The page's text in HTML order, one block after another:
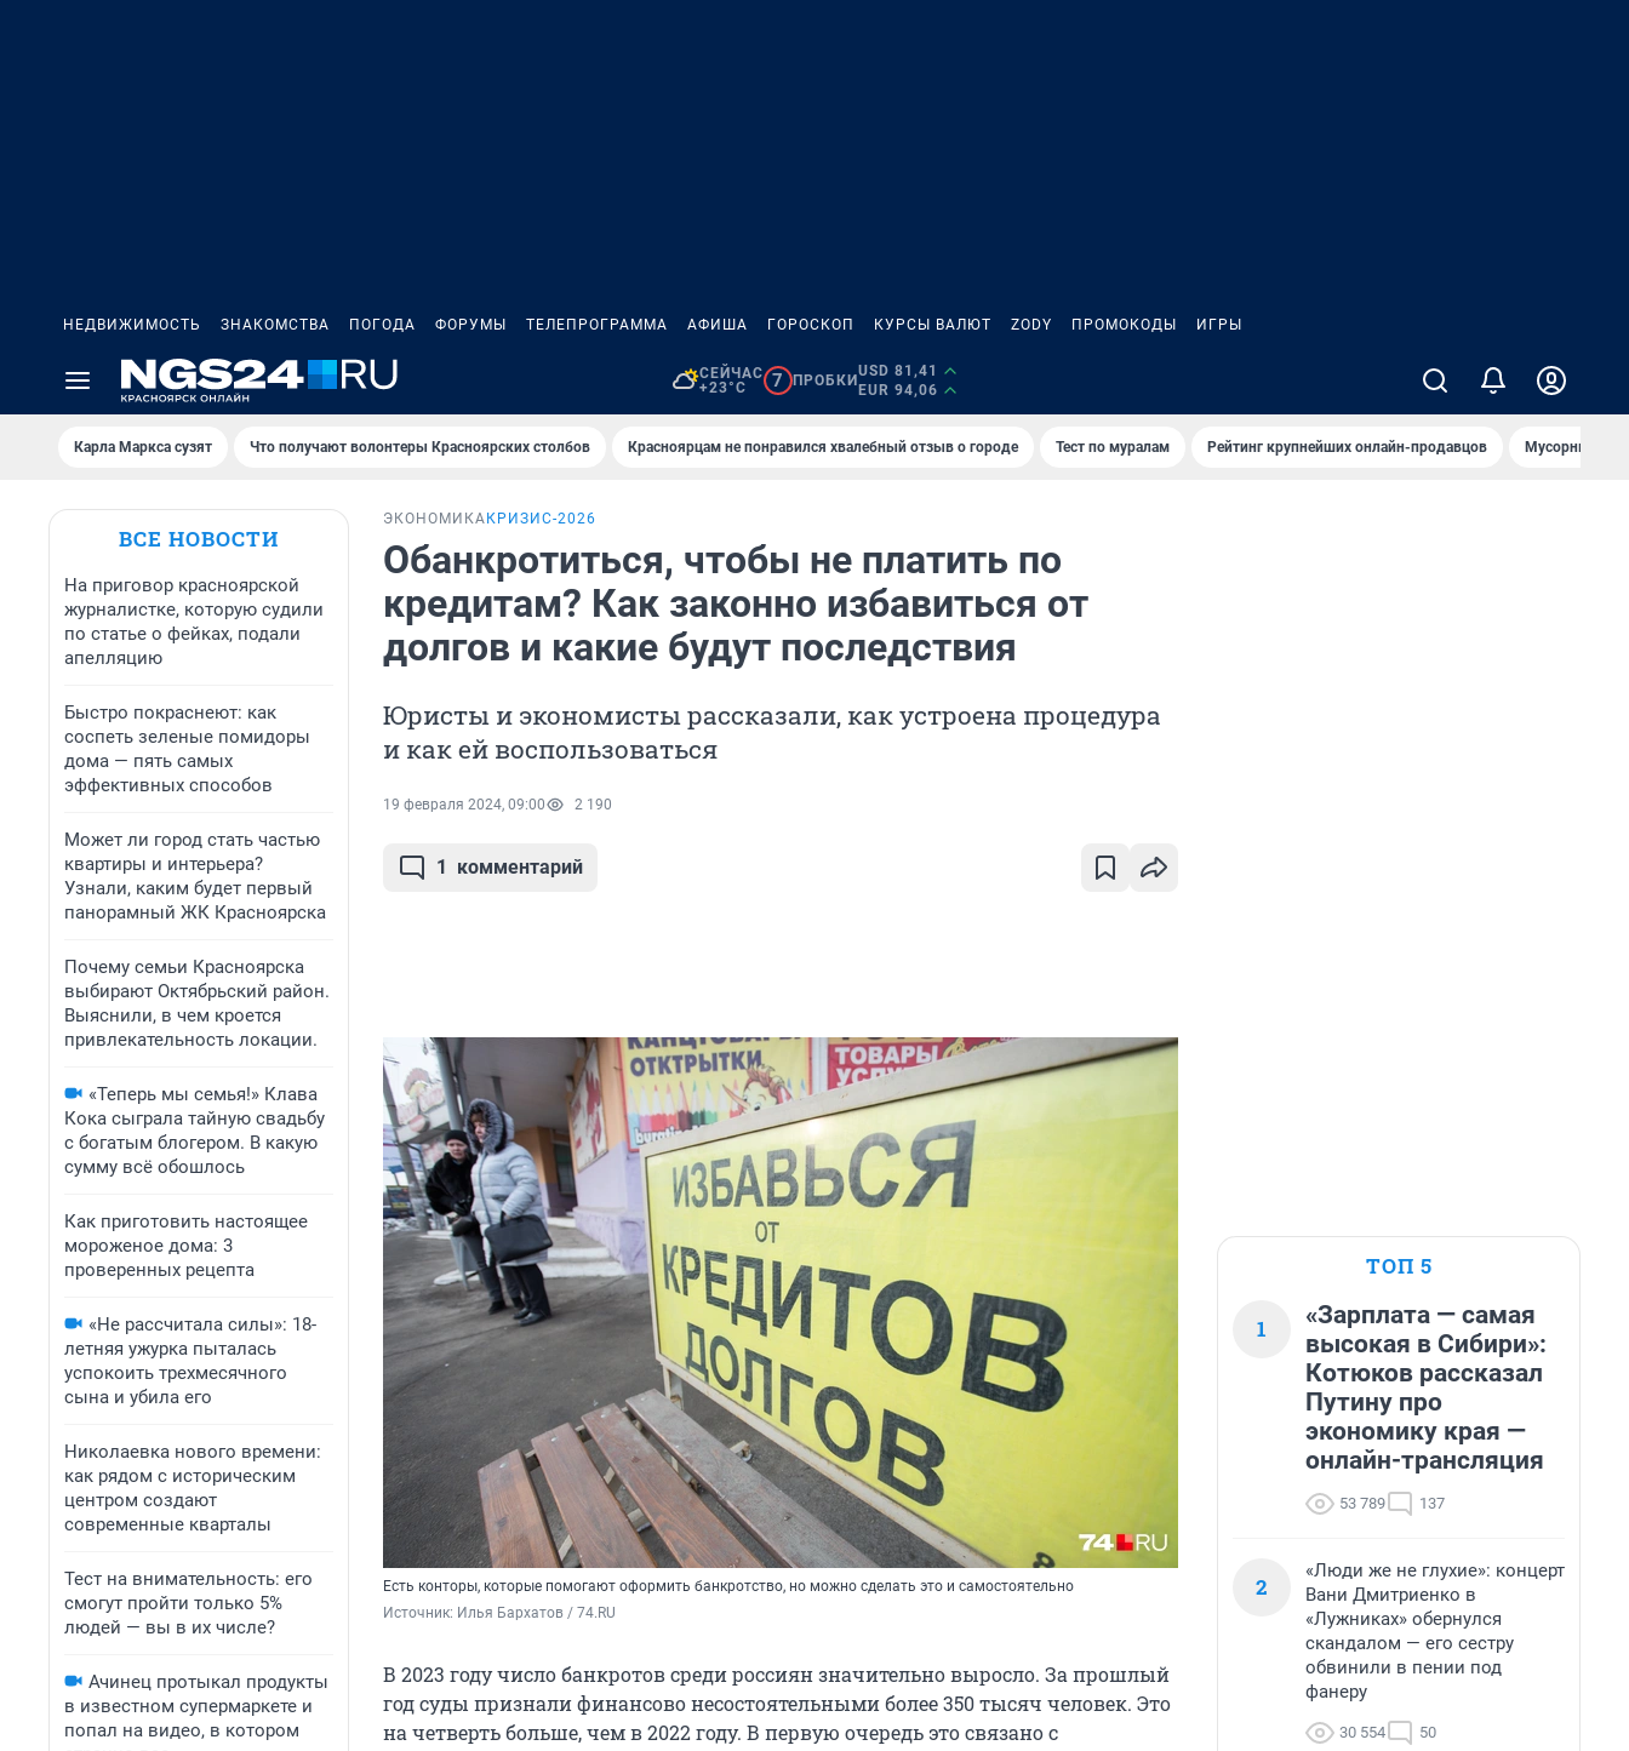
НЕДВИЖИМОСТЬ ЗНАКОМСТВА ПОГОДА ФОРУМЫ ТЕЛЕПРОГРАММА АФИША ГОРОСКОП КУРСЫ ВАЛЮТ ZODY ПРОМОКОДЫ ИГРЫ
СЕЙЧАС
+23°C
7 ПРОБКИ
USD 81,41
EUR 94,06
Карла Маркса сузят Что получают волонтеры Красноярских столбов Красноярцам не понравился хвалебный отзыв о городе Тест по мурaлaм Рейтинг крупнейших онлайн-продавцов Мусорный
ВСЕ НОВОСТИ
На приговор красноярской
журналистке, которую судили
по статье о фейках, подали
апелляцию
Быстро покраснеют: как
соспеть зеленые помидоры
дома — пять самых
эффективных способов
Может ли город стать частью
квартиры и интерьера?
Узнали, каким будет первый
панорамный ЖК Красноярска
Почему семьи Красноярска
выбирают Октябрьский район.
Выяснили, в чем кроется
привлекательность локации.
«Теперь мы семья!» Клава
Кока сыграла тайную свадьбу
с богатым блогером. В какую
сумму всё обошлось
Как приготовить настоящее
мороженое дома: 3
проверенных рецепта
«Не рассчитала силы»: 18-
летняя ужурка пыталась
успокоить трехмесячного
сына и убила его
Николаевка нового времени:
как рядом с историческим
центром создают
современные кварталы
Тест на внимательность: его
смогут пройти только 5%
людей — вы в их числе?
Ачинец протыкал продукты
в известном супермаркете и
попал на видео, в котором
ЭКОНОМИКА КРИЗИС-2026
Обанкротиться, чтобы не платить по
кредитам? Как законно избавиться от
долгов и какие будут последствия
Юристы и экономисты рассказали, как устроена процедура
и как ей воспользоваться
19 февраля 2024, 09:00 2 190
1 комментарий
Есть конторы, которые помогают оформить банкротство, но можно сделать это и самостоятельно
Источник: Илья Бархатов / 74.RU
В 2023 году число банкротов среди россиян значительно выросло. За прошлый
год суды признали финансово несостоятельными более 350 тысяч человек. Это
на четверть больше, чем в 2022 году. В первую очередь это связано с
ТОП 5
1
«Зарплата — самая
высокая в Сибири»:
Котюков рассказал
Путину про
экономику края —
онлайн-трансляция
53 789 137
2
«Люди же не глухие»: концерт
Вани Дмитриенко в
«Лужниках» обернулся
скандалом — его сестру
обвинили в пении под
фанеру
30 554 50